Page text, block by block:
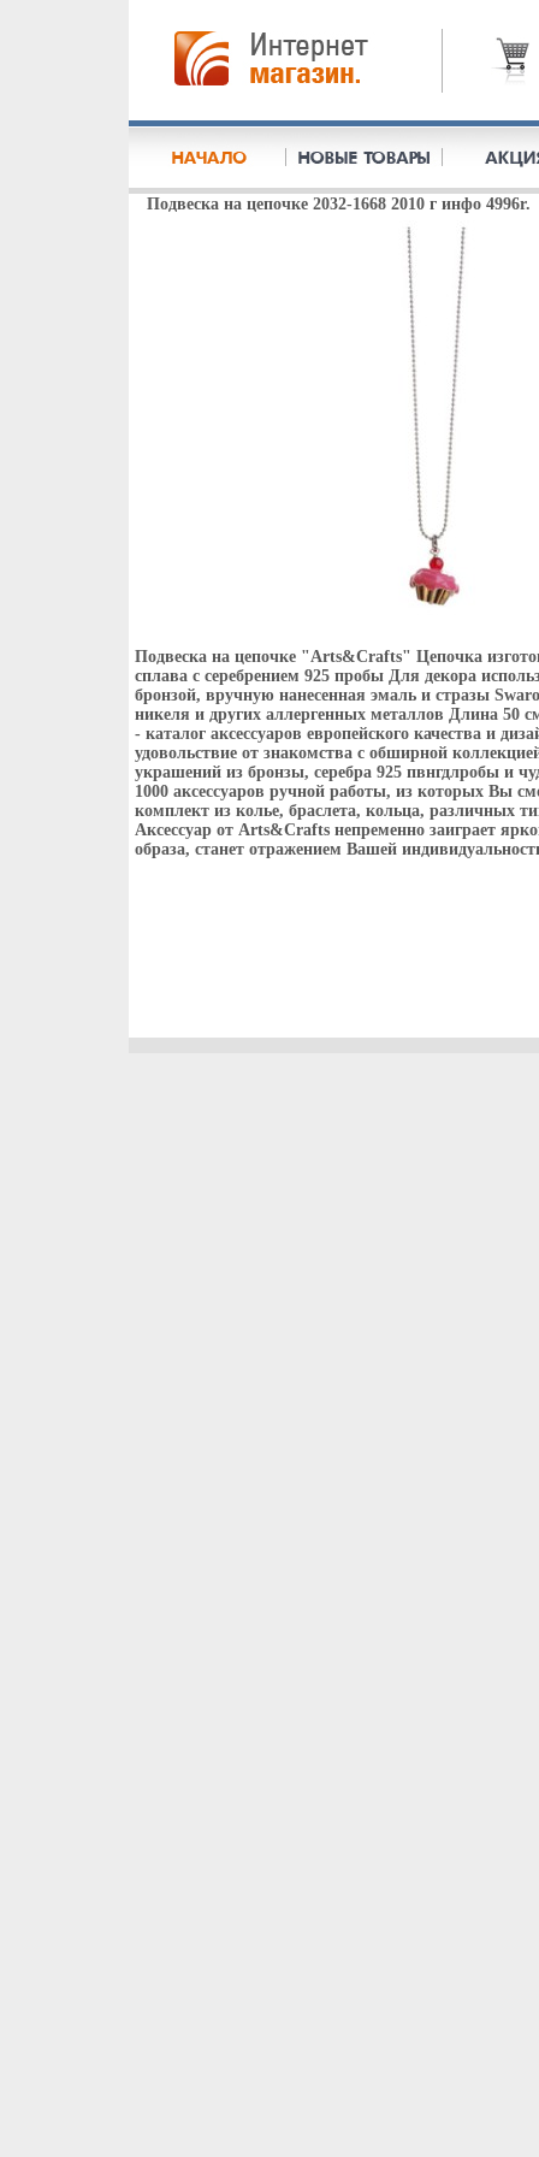
Подвеска на цепочке 2032-1668 2010 г инфо 4996r.
Подвеска на цепочке "Arts&Crafts" Цепочка
сплава с серебрением 925 пробы Для декора
бронзой, вручную нанесенная эмаль и стразы
никеля и других аллергенных металлов Длина 50
- каталог аксессуаров европейского качества и
удовольствие от знакомства с обширной
украшений из бронзы, серебра 925 пвнгдлробы и
1000 аксессуаров ручной работы, из которых Вы
комплект из колье, браслета, кольца, различных
Аксессуар от Arts&Crafts непременно заиграет
образа, станет отражением Вашей